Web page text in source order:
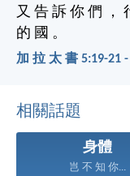
又 告 訴 你 們 ，
的 國 。
加 拉 太 書 5:19-21 -
相關話題
身體
岂 不 知 你...